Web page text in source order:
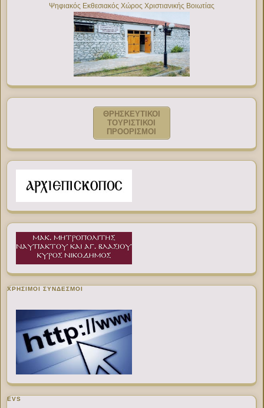
Ψηφιακός Εκθεσιακός Χώρος Χριστιανικής Βοιωτίας
ΘΡΗΣΚΕΥΤΙΚΟΙ
ΤΟΥΡΙΣΤΙΚΟΙ
ΠΡΟΟΡΙΣΜΟΙ
ΧΡΉΣΙΜΟΙ ΣΎΝΔΕΣΜΟΙ
EVS